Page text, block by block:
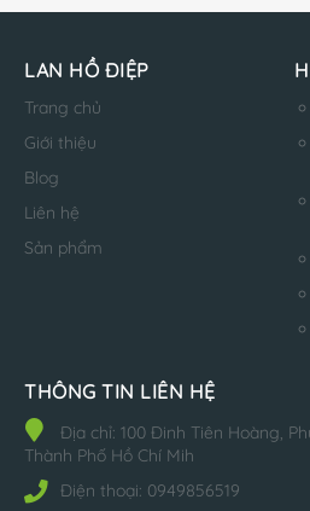
LAN HỒ ĐIỆP
Trang chủ
Giới thiệu
Blog
Liên hệ
Sản phẩm
THÔNG TIN LIÊN HỆ
Địa chỉ: 100 Đinh Tiên Hoàng,
Thành Phố Hồ Chí Mih
Điện thoại: 0949856519